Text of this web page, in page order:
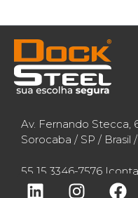
Av. Fernando Stecca,
Sorocaba / SP / Brasil
55 15 3346-7576 |